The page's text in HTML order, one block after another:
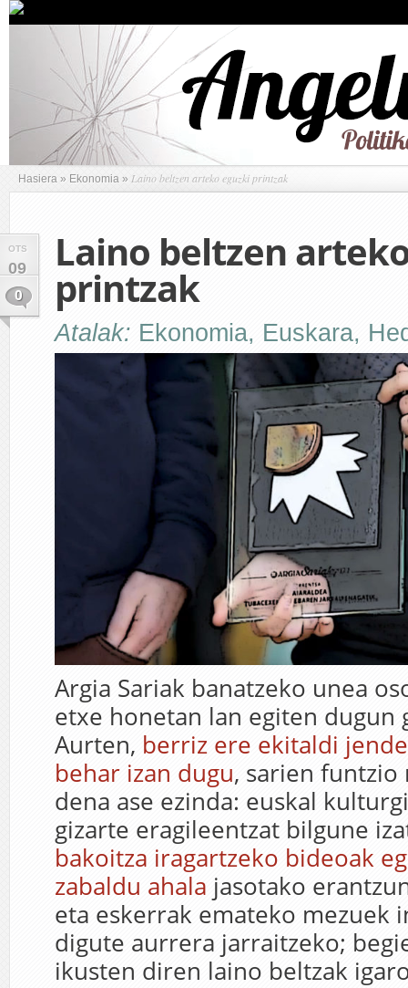
Hasiera » Ekonomia » Laino beltzen arteko eguzki printzak
OTS
09
0
Laino beltzen
printzak
Atalak: Ekonomia, Euskara,
Argia Sariak banatzeko unea
etxe honetan lan egiten dugun
Aurten, berriz ere ekitaldi
behar izan dugu, sarien funtzio
dena ase ezinda: euskal
gizarte eragileentzat bilgune
bakoitza iragartzeko bideoak
zabaldu ahala jasotako
eta eskerrak emateko mezuek
digute aurrera jarraitzeko;
ikusten diren laino beltzak